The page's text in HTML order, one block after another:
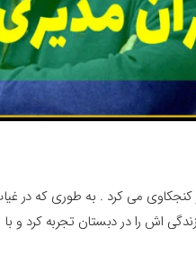
کنجکاوی می کرد . به طوری که در
زندگی اش را در دبستان تجربه